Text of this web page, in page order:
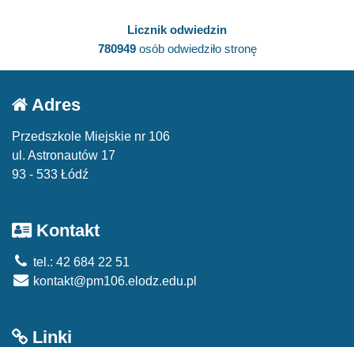
Licznik odwiedzin
780949osób odwiedziło stronę
Adres
Przedszkole Miejskie nr 106
ul. Astronautów 17
93 - 533 Łódź
Kontakt
tel.: 42 684 22 51
kontakt@pm106.elodz.edu.pl
Linki